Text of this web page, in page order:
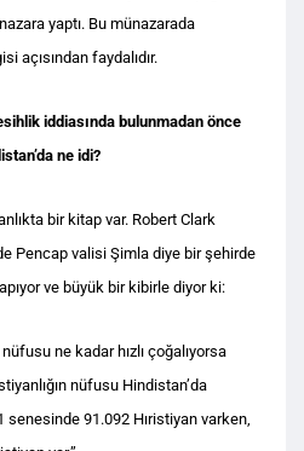
yaptı. Bu münazarada
açısından faydalıdır.
iddiasında bulunmadan önce
ne idi?
bir kitap var. Robert Clark
Pencap valisi Şimla diye bir şehirde
ve büyük bir kibirle diyor ki:
ne kadar hızlı çoğalıyorsa
nüfusu Hindistan’da
91.092 Hıristiyan varken,